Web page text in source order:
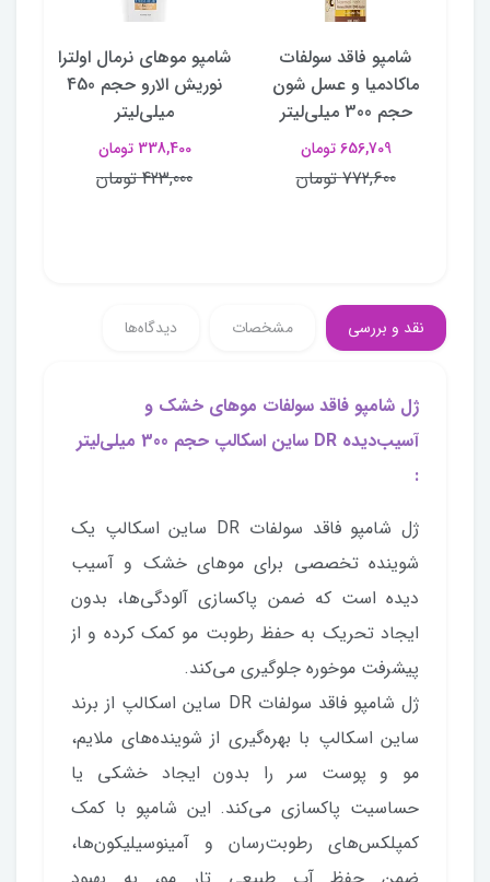
شامپو فاقد سولفات
ماکادمیا و عسل شون
حجم 300 میلی‌لیتر
656,709 تومان
772,600 تومان
شامپو موهای نرمال اولترا
نوریش الارو حجم 450
میلی‌لیتر
338,400 تومان
423,000 تومان
نقد و بررسی مشخصات دیدگاه‌ها
ژل شامپو فاقد سولفات موهای خشک و
آسیب‌دیده DR ساین اسکالپ حجم 300 میلی‌لیتر
:
ژل شامپو فاقد سولفات DR ساین اسکالپ یک
شوینده تخصصی برای موهای خشک و آسیب
دیده است که ضمن پاکسازی آلودگی‌ها، بدون
ایجاد تحریک به حفظ رطوبت مو کمک کرده و از
پیشرفت موخوره جلوگیری می‌کند.
ژل شامپو فاقد سولفات DR ساین اسکالپ از برند
ساین اسکالپ با بهره‌گیری از شوینده‌های ملایم،
مو و پوست سر را بدون ایجاد خشکی یا
حساسیت پاکسازی می‌کند. این شامپو با کمک
کمپلکس‌های رطوبت‌رسان و آمینوسیلیکون‌ها،